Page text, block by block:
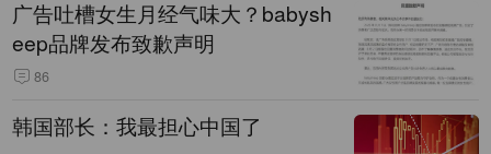
广告吐槽女生月经气味大？babysh
eep品牌发布致歉声明
86
韩国部长：我最担心中国了